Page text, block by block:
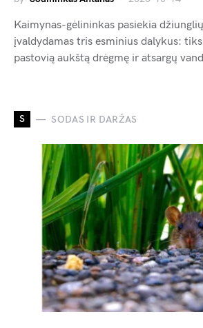
Kaimynas-gėlininkas pasiekia
įvaldydamas tris esminius dalykus:
pastovią aukštą drėgmę ir atsargų
S SODAS IR DARŽAS